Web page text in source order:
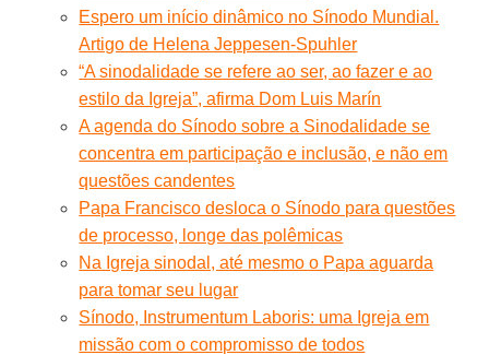
Espero um início dinâmico no Sínodo Mundial.
Artigo de Helena Jeppesen-Spuhler
“A sinodalidade se refere ao ser, ao fazer e ao
estilo da Igreja”, afirma Dom Luis Marín
A agenda do Sínodo sobre a Sinodalidade se
concentra em participação e inclusão, e não em
questões candentes
Papa Francisco desloca o Sínodo para questões
de processo, longe das polêmicas
Na Igreja sinodal, até mesmo o Papa aguarda
para tomar seu lugar
Sínodo, Instrumentum Laboris: uma Igreja em
missão com o compromisso de todos